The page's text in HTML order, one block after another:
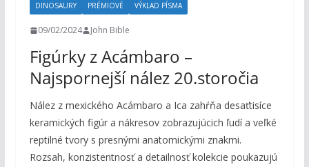
DINOSAURY PRÉMIOVÉ VÝKLAD PÍSMA
09/02/2024 John Bible
Figúrky z Acámbaro –
Najspornejší nález 20.storočia
Nález z mexického Acámbaro a Ica zahŕňa desaťtisíce
keramických figúr a nákresov zobrazujúcich ľudí a veľké
reptilné tvory s presnými anatomickými znakmi.
Rozsah, konzistentnosť a detailnosť kolekcie poukazujú